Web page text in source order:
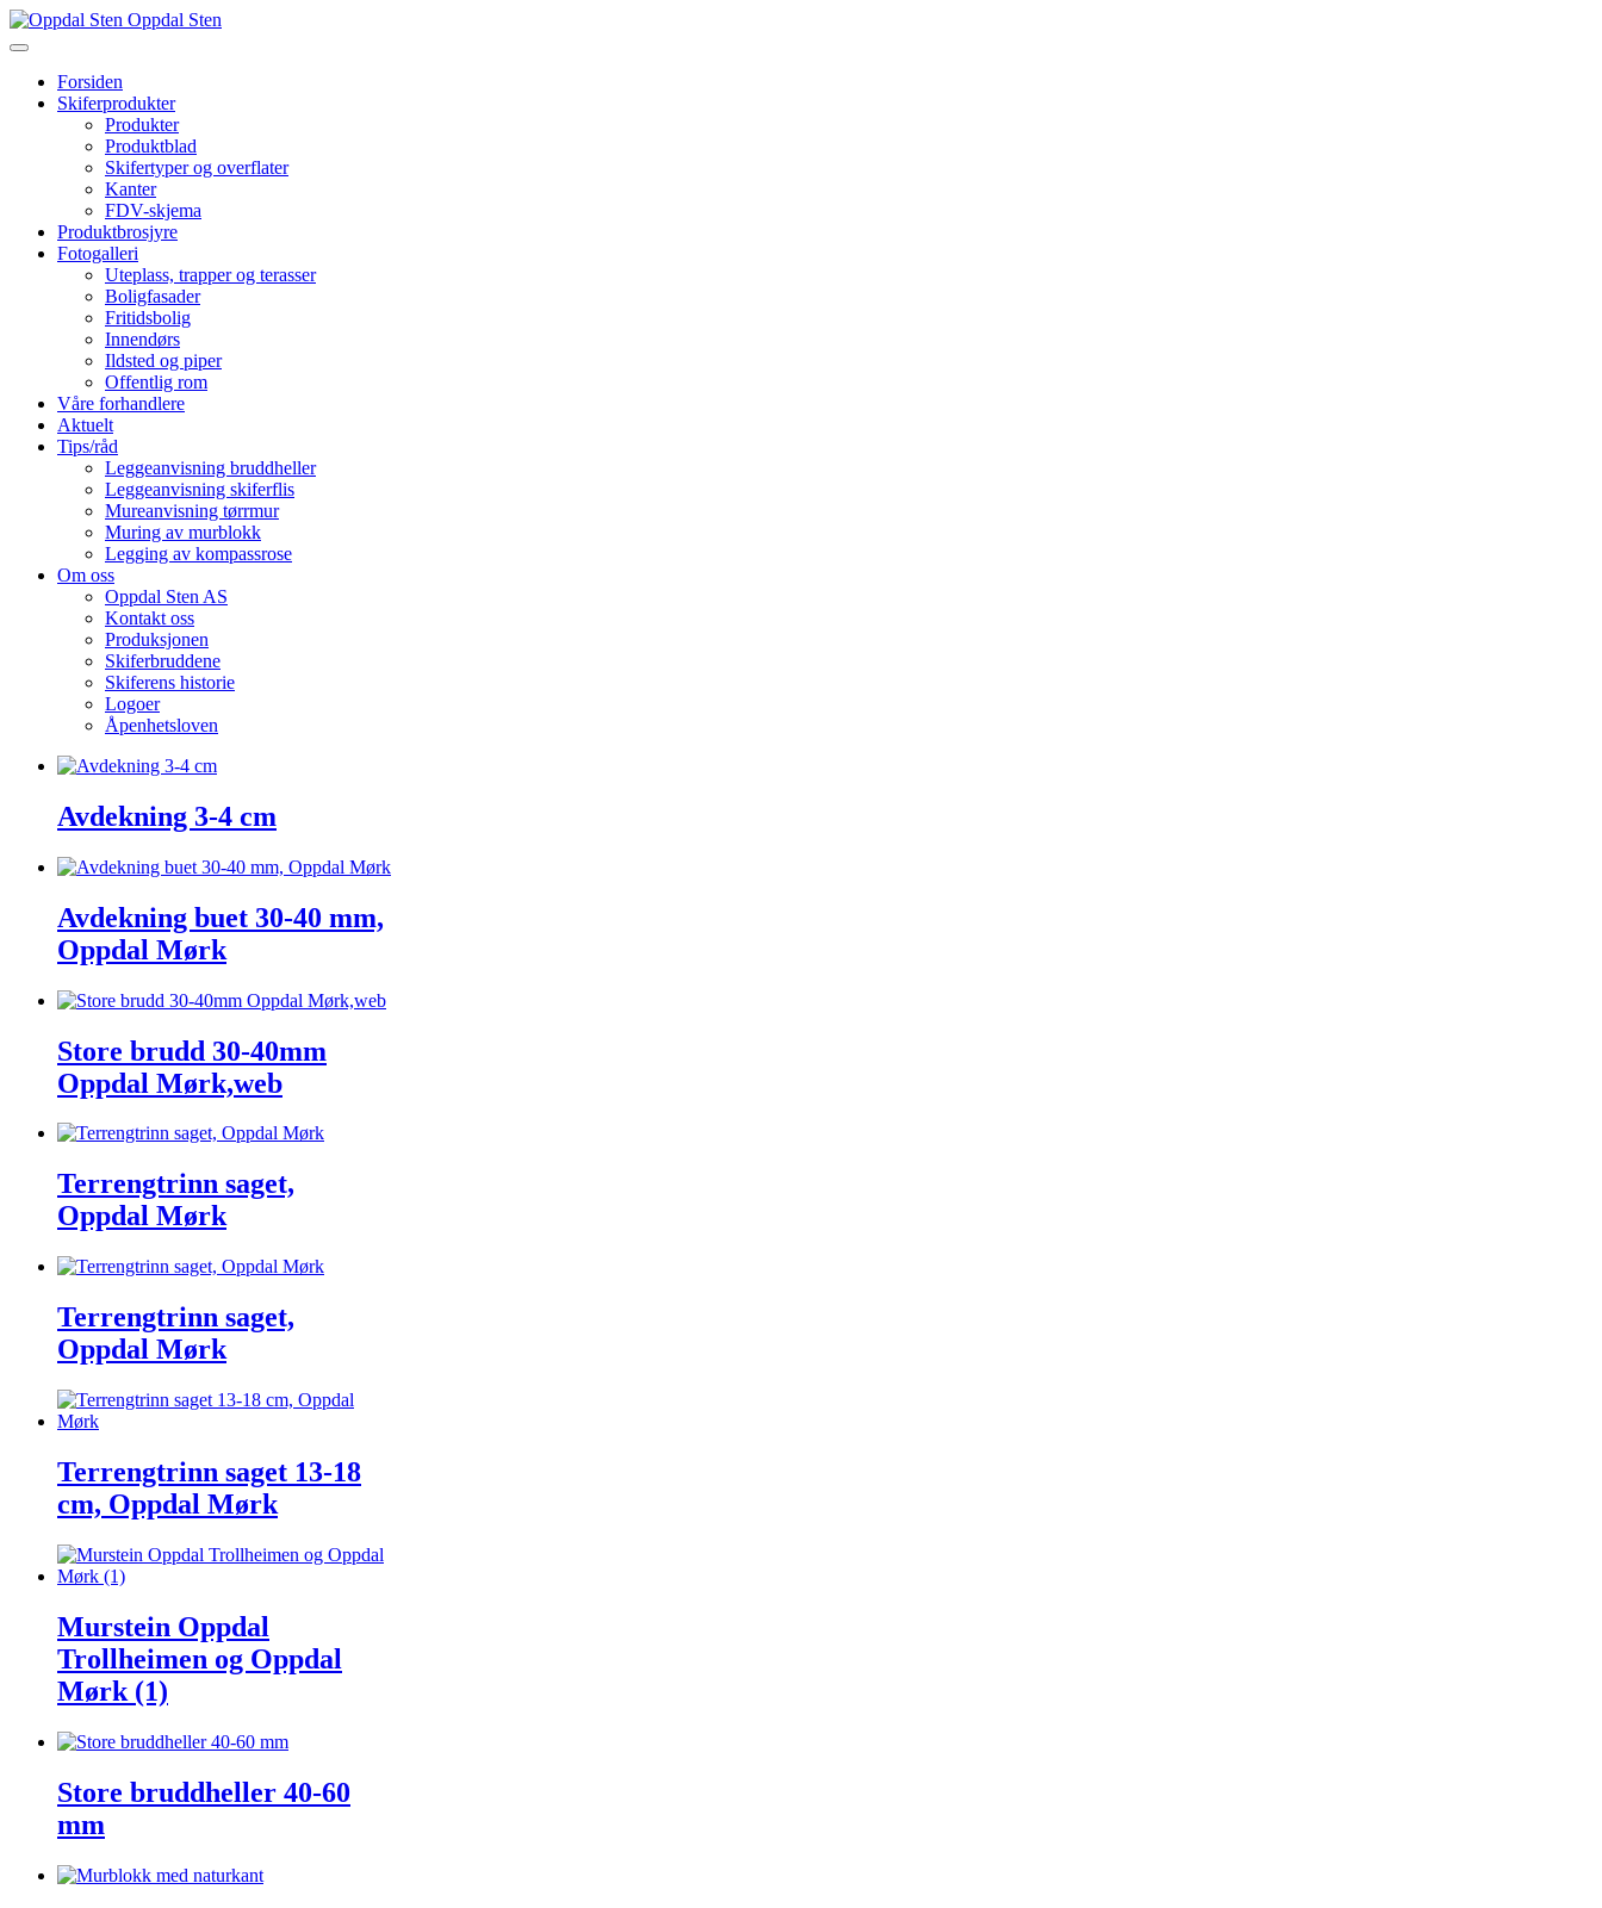
Oppdal Sten
Forsiden
Skiferprodukter
Produkter
Produktblad
Skifertyper og overflater
Kanter
FDV-skjema
Produktbrosjyre
Fotogalleri
Uteplass, trapper og terasser
Boligfasader
Fritidsbolig
Innendørs
Ildsted og piper
Offentlig rom
Våre forhandlere
Aktuelt
Tips/råd
Leggeanvisning bruddheller
Leggeanvisning skiferflis
Mureanvisning tørrmur
Muring av murblokk
Legging av kompassrose
Om oss
Oppdal Sten AS
Kontakt oss
Produksjonen
Skiferbruddene
Skiferens historie
Logoer
Åpenhetsloven
Avdekning 3-4 cm
Avdekning buet 30-40 mm,
Oppdal Mørk
Store brudd 30-40mm
Oppdal Mørk,web
Terrengtrinn saget,
Oppdal Mørk
Terrengtrinn saget,
Oppdal Mørk
Terrengtrinn saget 13-18
cm, Oppdal Mørk
Murstein Oppdal
Trollheimen og Oppdal
Mørk (1)
Store bruddheller 40-60
mm